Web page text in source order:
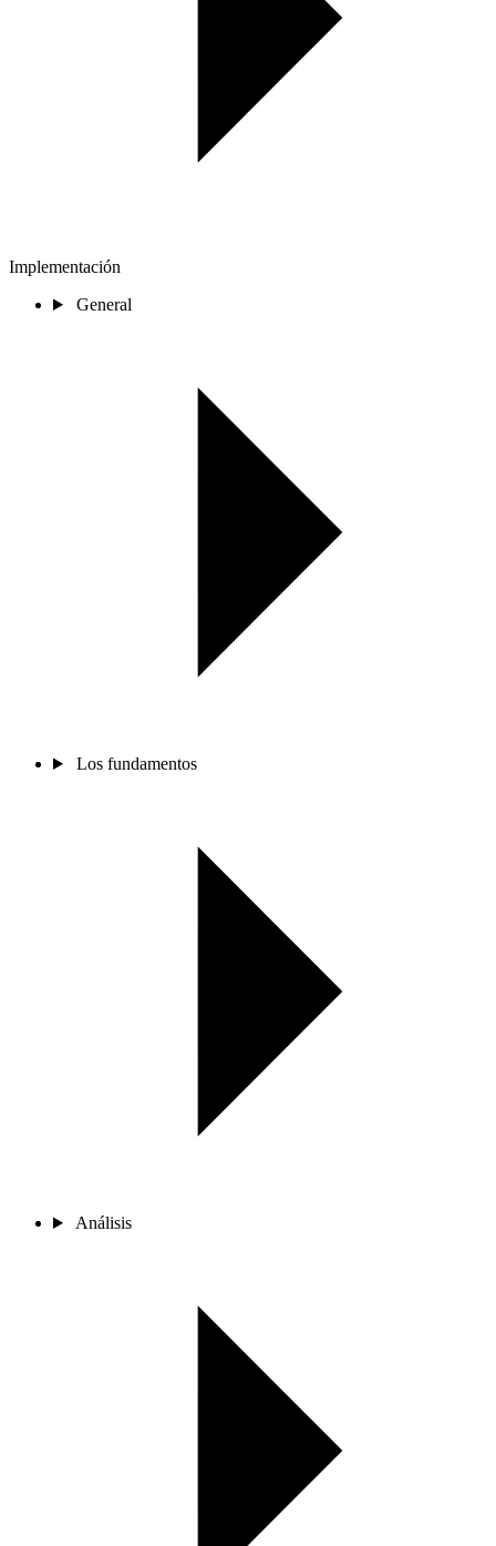
Implementación
General
Los fundamentos
Análisis